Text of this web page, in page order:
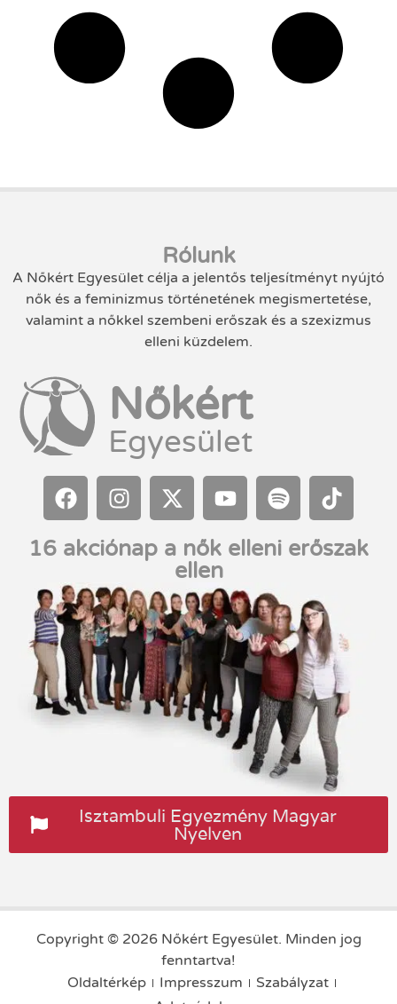
Rólunk
A Nőkért Egyesület célja a jelentős teljesítményt nyújtó
nők és a feminizmus történetének megismertetése,
valamint a nőkkel szembeni erőszak és a szexizmus
elleni küzdelem.
Nőkért
Egyesület
16 akciónap a nők elleni erőszak
ellen
Isztambuli Egyezmény Magyar
Nyelven
Copyright © 2026 Nőkért Egyesület. Minden jog
fenntartva!
Oldaltérkép
Impresszum
Szabályzat